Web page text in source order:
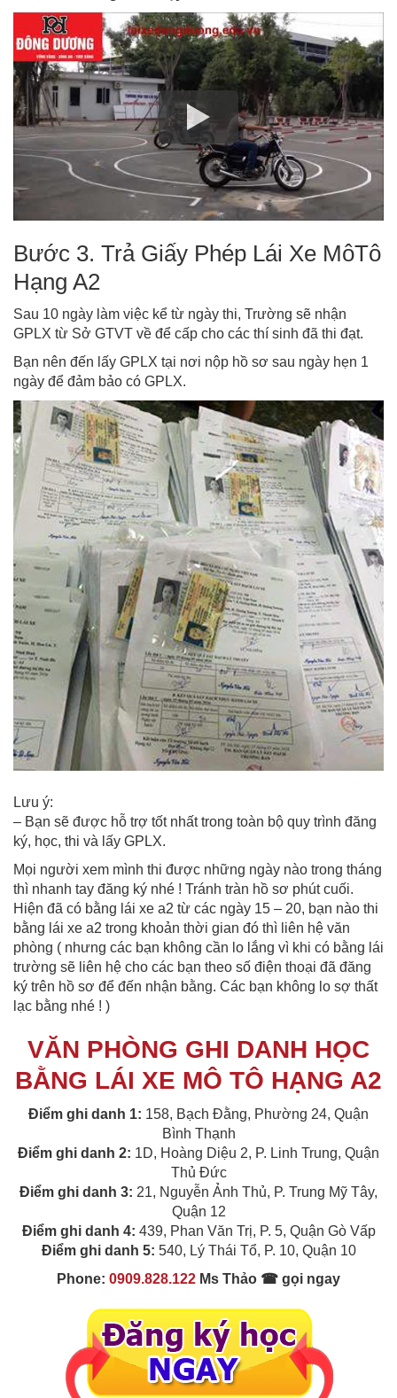
Bước 3. Trả Giấy Phép Lái Xe MôTô
Hạng A2
Sau 10 ngày làm việc kể từ ngày thi, Trường sẽ nhận
GPLX từ Sở GTVT về để cấp cho các thí sinh đã thi đạt.
Bạn nên đến lấy GPLX tại nơi nộp hồ sơ sau ngày hẹn 1
ngày để đảm bảo có GPLX.
Lưu ý:
– Bạn sẽ được hỗ trợ tốt nhất trong toàn bộ quy trình đăng
ký, học, thi và lấy GPLX.
Mọi người xem mình thi được những ngày nào trong tháng
thì nhanh tay đăng ký nhé ! Tránh tràn hồ sơ phút cuối.
Hiện đã có bằng lái xe a2 từ các ngày 15 – 20, bạn nào thi
bằng lái xe a2 trong khoản thời gian đó thì liên hệ văn
phòng ( nhưng các bạn không cần lo lắng vì khi có bằng lái
trường sẽ liên hệ cho các bạn theo số điện thoại đã đăng
ký trên hồ sơ để đến nhận bằng. Các bạn không lo sợ thất
lạc bằng nhé ! )
VĂN PHÒNG GHI DANH HỌC
BẰNG LÁI XE MÔ TÔ HẠNG A2
Điểm ghi danh 1: 158, Bạch Đằng, Phường 24, Quận
Bình Thạnh
Điểm ghi danh 2: 1D, Hoàng Diệu 2, P. Linh Trung, Quận
Thủ Đức
Điểm ghi danh 3: 21, Nguyễn Ảnh Thủ, P. Trung Mỹ Tây,
Quận 12
Điểm ghi danh 4: 439, Phan Văn Trị, P. 5, Quận Gò Vấp
Điểm ghi danh 5: 540, Lý Thái Tổ, P. 10, Quận 10
Phone: 0909.828.122 Ms Thảo ☎ gọi ngay